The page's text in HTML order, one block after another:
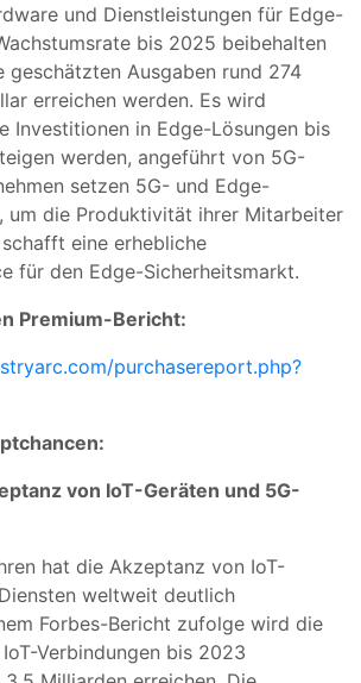
und Dienstleistungen für Edge-
bis 2025 beibehalten
geschätzten Ausgaben rund 274
erreichen werden. Es wird
Investitionen in Edge-Lösungen bis
werden, angeführt von 5G-
setzen 5G- und Edge-
um die Produktivität ihrer Mitarbeiter
eine erhebliche
für den Edge-Sicherheitsmarkt.
Premium-Bericht:
purchasereport.php?
von IoT-Geräten und 5G-
hat die Akzeptanz von IoT-
weltweit deutlich
Forbes-Bericht zufolge wird die
Verbindungen bis 2023